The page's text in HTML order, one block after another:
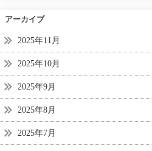
アーカイブ
2025年11月
2025年10月
2025年9月
2025年8月
2025年7月